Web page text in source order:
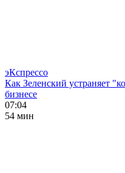
эКспрессо
Как Зеленский устраняет
бизнесе
07:04
54 мин